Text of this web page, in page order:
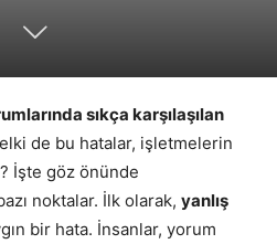
sıkça karşılaşılan
de bu hatalar, işletmelerin
İşte göz önünde
noktalar. İlk olarak, yanlış
bir hata. İnsanlar, yorum